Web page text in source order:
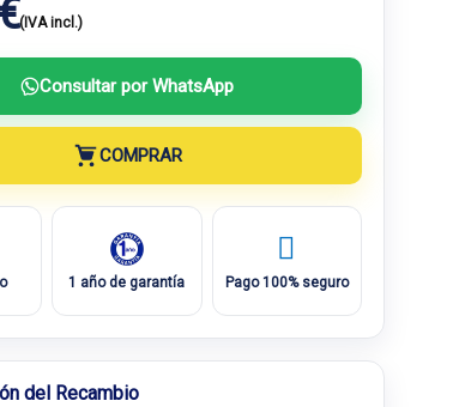
(IVA incl.)
Consultar por WhatsApp
COMPRAR
1 año de garantía Pago 100% seguro
del Recambio